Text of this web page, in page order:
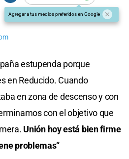
Agregar a tus medios preferidos en Google
estupenda porque
en Reducido. Cuando
en zona de descenso y con
con el objetivo que
Unión hoy está bien firme
problemas”